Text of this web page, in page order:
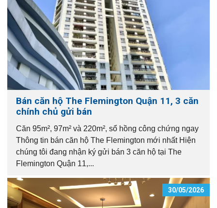
Bán căn hộ The Flemington Quận 11, 3 căn
chính chủ gửi bán
Căn 95m², 97m² và 220m², sổ hồng công chứng ngay
Thông tin bán căn hộ The Flemington mới nhất Hiện
chúng tôi đang nhận ký gửi bán 3 căn hộ tại The
Flemington Quận 11,...
30/05/2026